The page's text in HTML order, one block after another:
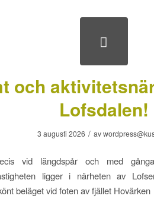
och
Lofsdalen!
3 augusti 2026 / av
vid längdspår och med
ligger i närheten av
beläget vid foten av fjället Hovärken